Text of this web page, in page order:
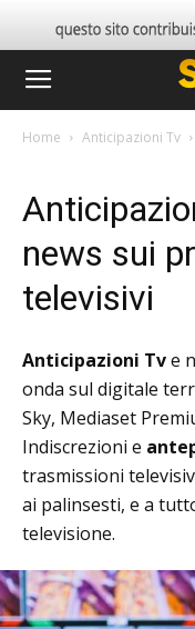
Home Anticipazioni Tv
news sui
televisivi
Anticipazioni Tve
onda sul digitale
Sky, Mediaset
Indiscrezioni e
trasmissioni
ai palinsesti, e a
televisione.